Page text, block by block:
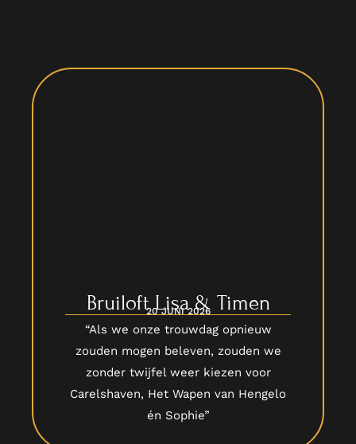
Bruiloft Lisa & Timen
20 JUNI 2026
“Als we onze trouwdag opnieuw
zouden mogen beleven, zouden we
zonder twijfel weer kiezen voor
Carelshaven, Het Wapen van Hengelo
én Sophie”